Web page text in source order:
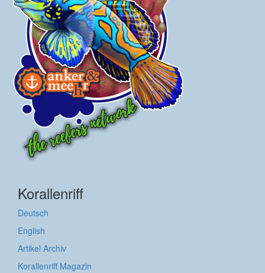
Korallenriff
Deutsch
English
Artikel Archiv
Korallenriff Magazin